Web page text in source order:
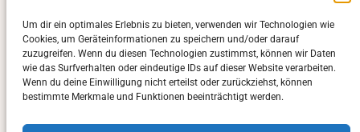
Um dir ein optimales Erlebnis zu bieten, verwenden wir Technologien wie
Cookies, um Geräteinformationen zu speichern und/oder darauf
zuzugreifen. Wenn du diesen Technologien zustimmst, können wir Daten
wie das Surfverhalten oder eindeutige IDs auf dieser Website verarbeiten.
Wenn du deine Einwilligung nicht erteilst oder zurückziehst, können
bestimmte Merkmale und Funktionen beeinträchtigt werden.